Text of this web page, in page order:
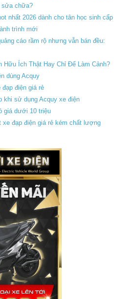
sửa chữa?
nhất 2026 dành cho tân học sinh cấp
trình mới
cáo rầm rộ nhưng vẫn bán đều:
Hữu Ích Thật Hay Chỉ Để Làm Cảnh?
dùng Acquy
điện giá rẻ
khi sử dụng Acquy xe điện
giá dưới 10 triệu
đạp điện giá rẻ kém chất lượng